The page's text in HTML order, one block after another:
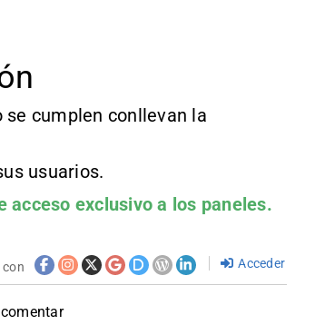
se cumplen conllevan la
usuarios.
acceso exclusivo a los paneles.
con Acceder